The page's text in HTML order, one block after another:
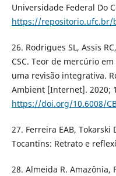
Universidade Federal Do
https://repositorio.ufc.br/
26. Rodrigues SL, Assis
CSC. Teor de mercúrio
uma revisão integrativa.
Ambient [Internet]. 2020;
https://doi.org/10.6008/
27. Ferreira EAB,
Tocantins: Retrato e
28. Almeida R. Amazônia,